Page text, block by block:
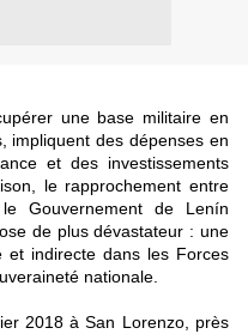
une base militaire en
impliquent des dépenses en
et des investissements
le rapprochement entre
Gouvernement de Lenín
de plus dévastateur : une
et indirecte dans les Forces
nationale.
2018 à San Lorenzo, près